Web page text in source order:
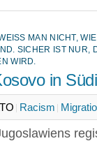
MAN NICHT,
SICHER IST NUR,
WIRD.
in
Racism